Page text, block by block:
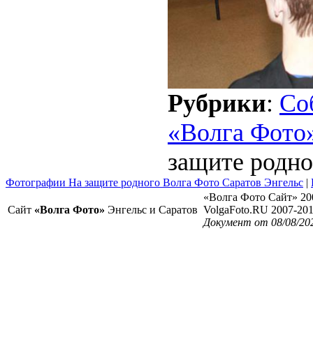
Рубрики:
«Волга
защите
Фотографии На защите родного Волга Фото Саратов Энгельс |
Сайт «Волга Фото» Энгельс и Саратов
«Волга Фото Сайт»
VolgaFoto.RU 2007-
Документ от 08/08/